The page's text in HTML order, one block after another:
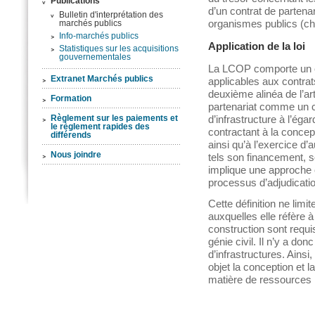
Bulletin d'interprétation des
marchés publics
Info-marchés publics
Statistiques sur les acquisitions
gouvernementales
Extranet Marchés publics
Formation
Règlement sur les paiements et
le règlement rapides des
différends
Nous joindre
d’un contrat de
organismes publics
Application de la loi
La LCOP comporte
applicables aux
deuxième alinéa de
partenariat comme un
d’infrastructure à
contractant à la
ainsi qu’à l’exercice
tels son financement,
implique une
processus
Cette définition ne
auxquelles elle réfère
construction sont
génie civil. Il n’y a
d’infrastructures.
objet la conception et
matière de ressources